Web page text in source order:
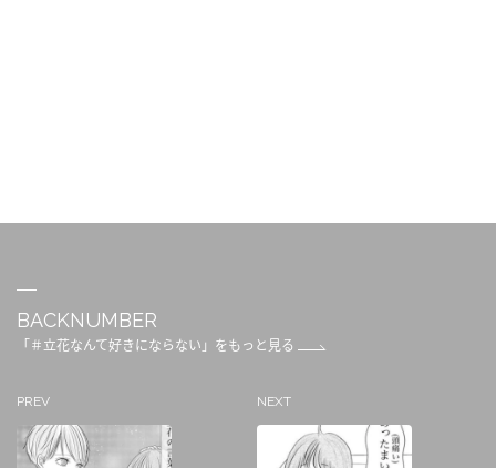
BACKNUMBER
「＃立花なんて好きにならない」をもっと見る
PREV NEXT